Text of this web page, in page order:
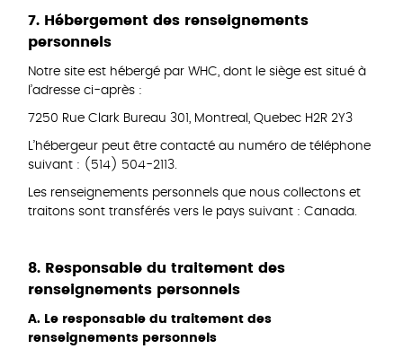
7. Hébergement des renseignements
personnels
Notre site est hébergé par WHC, dont le siège est situé à
l’adresse ci-après :
7250 Rue Clark Bureau 301, Montreal, Quebec H2R 2Y3
L’hébergeur peut être contacté au numéro de téléphone
suivant : (514) 504-2113.
Les renseignements personnels que nous collectons et
traitons sont transférés vers le pays suivant : Canada.
8. Responsable du traitement des
renseignements personnels
A. Le responsable du traitement des
renseignements personnels